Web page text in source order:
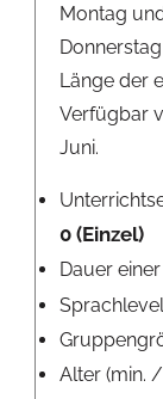
Montag
Länge der
Verfügbar
Juni.
0 (Einzel)
Dauer
Alter (min. /